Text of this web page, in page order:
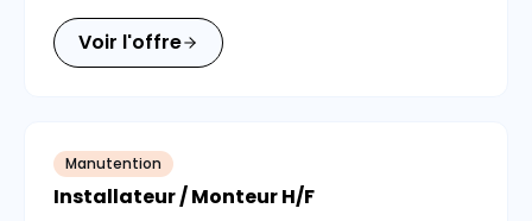
Voir l'offre
Manutention
Installateur / Monteur H/F